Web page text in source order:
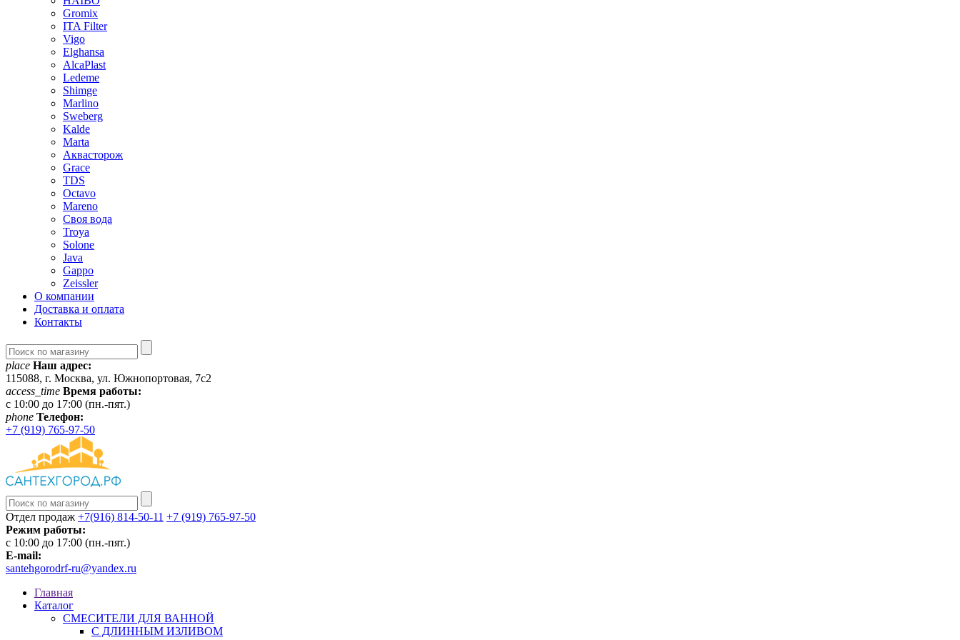
Gromix
ITA Filter
Vigo
Elghansa
AlcaPlast
Ledeme
Shimge
Marlino
Sweberg
Kalde
Marta
Аквасторож
Grace
TDS
Octavo
Mareno
Своя вода
Troya
Solone
Java
Gappo
Zeissler
О компании
Доставка и оплата
Контакты
place Наш адрес:
115088, г. Москва, ул. Южнопортовая, 7с2
access_time Время работы:
c 10:00 до 17:00 (пн.-пят.)
phone Телефон:
+7 (919) 765-97-50
Отдел продаж +7(916) 814-50-11 +7 (919) 765-97-50
Режим работы:
c 10:00 до 17:00 (пн.-пят.)
E-mail:
santehgorodrf-ru@yandex.ru
Главная
Каталог
СМЕСИТЕЛИ ДЛЯ ВАННОЙ
С ДЛИННЫМ ИЗЛИВОМ